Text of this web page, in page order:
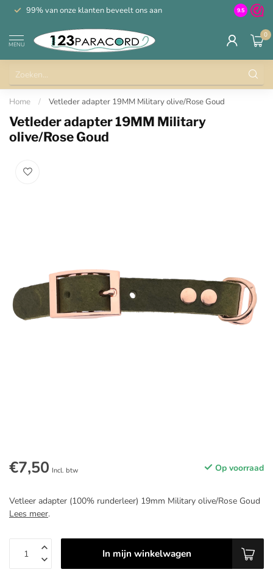
99% van onze klanten beveelt ons aan 100% de
9.5
MENU
0
Home / Vetleder adapter 19MM Military olive/Rose Goud
Vetleder adapter 19MM Military
olive/Rose Goud
€7,50 Incl. btw Op voorraad
Vetleer adapter (100% runderleer) 19mm Military olive/Rose Goud
Lees meer.
In mijn winkelwagen